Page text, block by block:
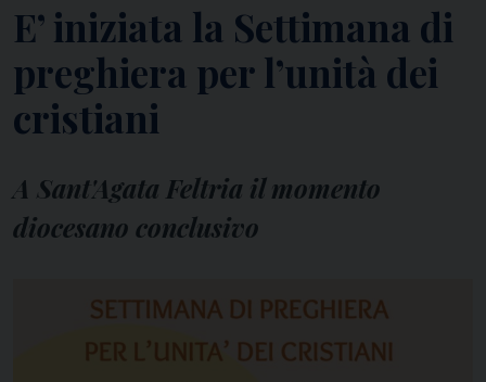
E’ iniziata la Settimana di
preghiera per l’unità dei
cristiani
A Sant'Agata Feltria il momento
diocesano conclusivo